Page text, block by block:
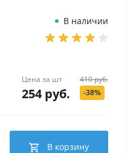
В наличии
Цена за шт
254 руб.
410 руб.
-38%
В корзину